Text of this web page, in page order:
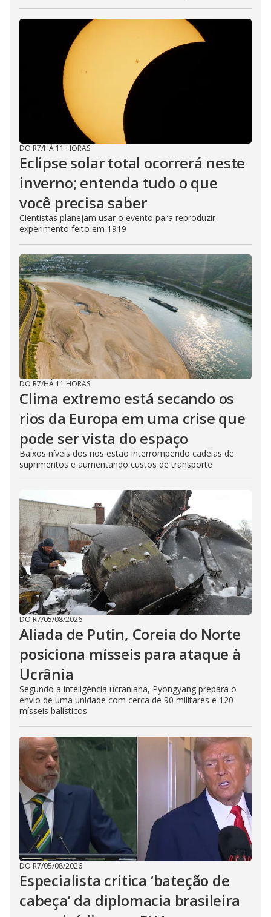
DO R7/HÁ 11 HORAS
Eclipse solar total ocorrerá neste
inverno; entenda tudo o que
você precisa saber
Cientistas planejam usar o evento para reproduzir
experimento feito em 1919
DO R7/HÁ 11 HORAS
Clima extremo está secando os
rios da Europa em uma crise que
pode ser vista do espaço
Baixos níveis dos rios estão interrompendo cadeias de
suprimentos e aumentando custos de transporte
DO R7/05/08/2026
Aliada de Putin, Coreia do Norte
posiciona mísseis para ataque à
Ucrânia
Segundo a inteligência ucraniana, Pyongyang prepara o
envio de uma unidade com cerca de 90 militares e 120
mísseis balísticos
DO R7/05/08/2026
Especialista critica ‘bateção de
cabeça’ da diplomacia brasileira